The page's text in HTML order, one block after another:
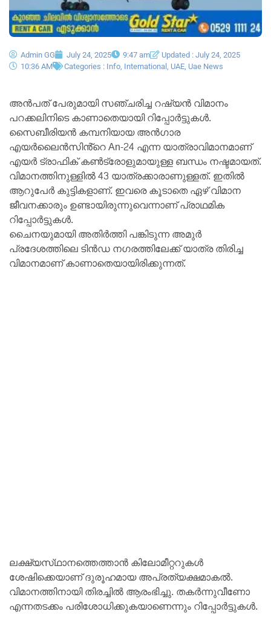
Admin GG July 24, 2025 9:47 am
Updated : July 24, 2025
10:36 AM
Categories : Info International UAE Uae News
അൻപത് പേരുമായി സഞ്ചരിച്ച റഷ്യൻ വിമാനം
പറക്കലിനിടെ കാണാതെയായി റിപ്പോർട്ടുകൾ.
സൈബീരിയൻ കമ്പനിയായ അൻഗാര
എയർലൈൻസിൻ്റെ An-24 എന്ന യാത്രാവിമാനമാണ്
എയർ ട്രാഫിക് കൺട്രോളുമായുള്ള ബന്ധം നഷ്ട‌മായത്.
വിമാനത്തിനുള്ളിൽ 43 യാത്രക്കാരാണുള്ളത്. ഇതിൽ
ആറുപേർ കുട്ടികളാണ്. ഇവരെ കൂടാതെ ഏഴ് വിമാന
ജീവനക്കാരും ഉണ്ടായിരുന്നുവെന്നാണ് പ്രാഥമിക
റിപ്പോർട്ടുകൾ.
ചൈനയുമായി അതിർത്തി പങ്കിടുന്ന അമുർ
പ്രദേശത്തിലെ ടിൻഡ നഗരത്തിലേക്ക് യാത്ര തിരിച്ച
വിമാനമാണ് കാണാതെയായിരിക്കുന്നത്.
ലക്ഷ്യസ്‌ഥാനത്തെത്താൻ കിലോമീറ്ററുകൾ
ശേഷിക്കെയാണ് ദുരൂഹമായ അപ്രത്യക്ഷമാകൽ.
വിമാനത്തിനായി തിരച്ചിൽ ആരംഭിച്ചു. തകർന്നുവീണോ
എന്നതടക്കം പരിശോധിക്കുകയാണെന്നും റിപ്പോർട്ടുകൾ.